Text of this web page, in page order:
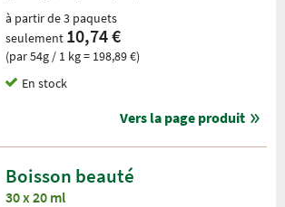
à partir de 3 paquets
seulement 10,74 €
(par 54g / 1 kg = 198,89 €)
En stock
Vers la page produit
Boisson beauté
30 x 20 ml